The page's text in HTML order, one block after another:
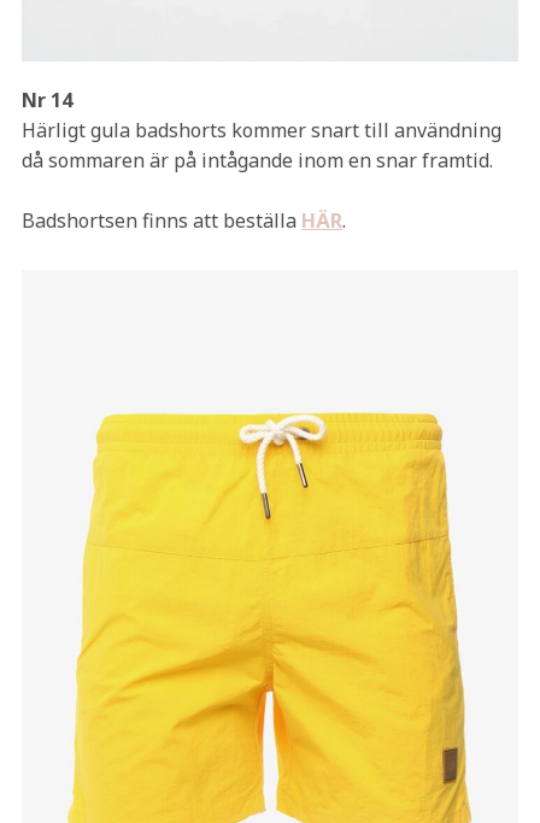
Nr 14
Härligt gula badshorts kommer snart till användning
då sommaren är på intågande inom en snar framtid.
Badshortsen finns att beställa HÄR.